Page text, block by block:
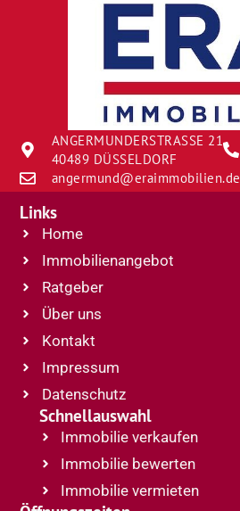
ANGERMUNDERSTRASSE 21
40489 DÜSSELDORF
angermund@eraimmobilien.de
Links
Home
Immobilienangebot
Ratgeber
Über uns
Kontakt
Impressum
Datenschutz
Schnellauswahl
Immobilie verkaufen
Immobilie bewerten
Immobilie vermieten